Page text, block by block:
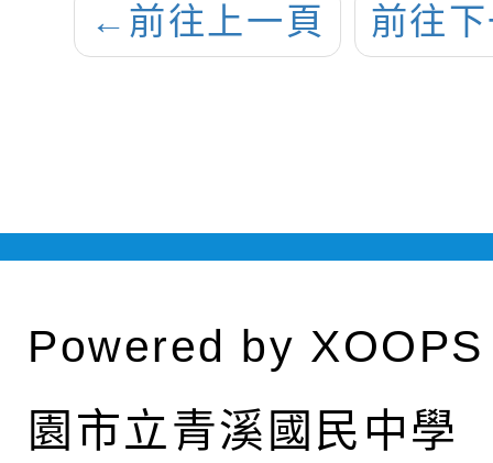
← 前往上一頁 前往
Powered by XOOPS
園市立青溪國民中學